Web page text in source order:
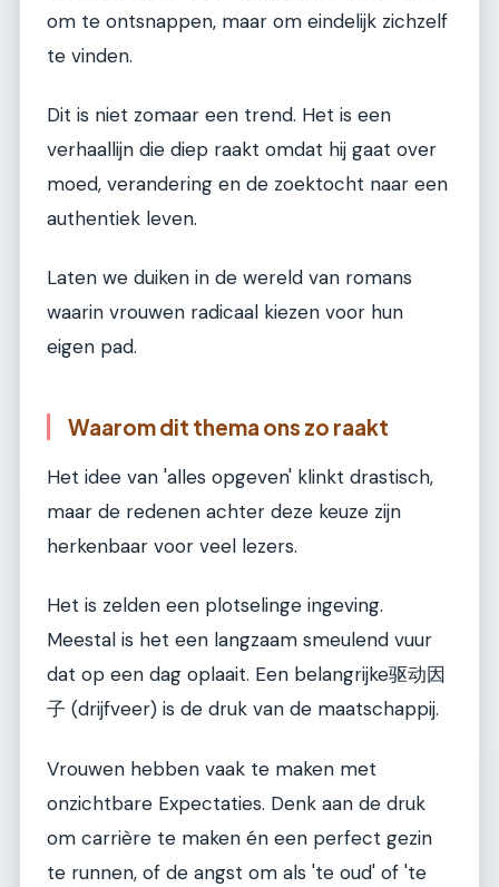
om te ontsnappen, maar om eindelijk zichzelf
te vinden.
Dit is niet zomaar een trend. Het is een
verhaallijn die diep raakt omdat hij gaat over
moed, verandering en de zoektocht naar een
authentiek leven.
Laten we duiken in de wereld van romans
waarin vrouwen radicaal kiezen voor hun
eigen pad.
Waarom dit thema ons zo raakt
Het idee van 'alles opgeven' klinkt drastisch,
maar de redenen achter deze keuze zijn
herkenbaar voor veel lezers.
Het is zelden een plotselinge ingeving.
Meestal is het een langzaam smeulend vuur
dat op een dag oplaait. Een belangrijke驱动因
子 (drijfveer) is de druk van de maatschappij.
Vrouwen hebben vaak te maken met
onzichtbare Expectaties. Denk aan de druk
om carrière te maken én een perfect gezin
te runnen, of de angst om als 'te oud' of 'te